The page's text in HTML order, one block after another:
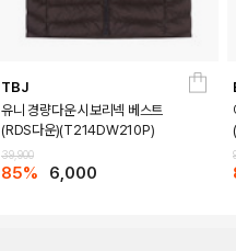
TBJ
유니 경량다운 시보리넥 베스트
(RDS다운)(T214DW210P)
39,900
85% 6,000